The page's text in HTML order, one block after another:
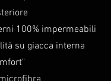
100% impermeabili
su giacca interna